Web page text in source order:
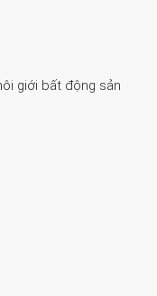
giới bất động sản